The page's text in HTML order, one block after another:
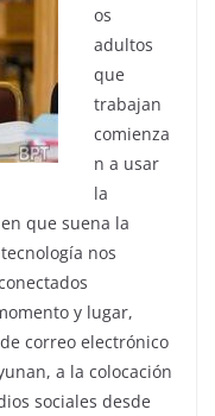
os
adultos
que
trabajan
comienza
n a usar
la
que suena la
nos
y lugar,
correo electrónico
a la colocación
sociales desde